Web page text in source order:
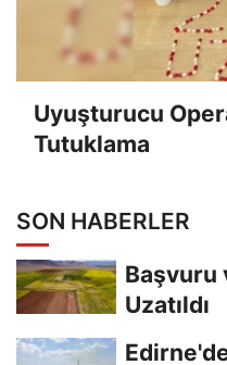
Uyuşturucu
Tutuklama
SON HABERLER
Başvuru
Uzatıldı